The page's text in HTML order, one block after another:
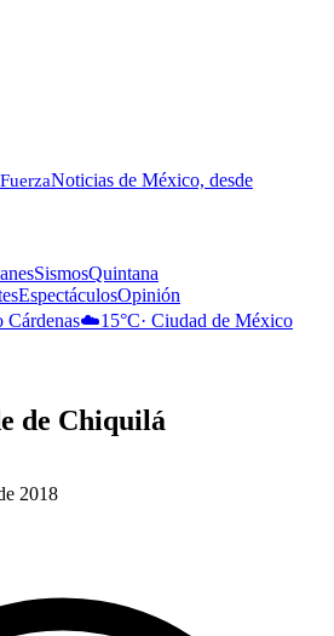
FuerzaNoticias de México, desde
SismosQuintana
EspectáculosOpinión
Cárdenas☁️15°C· Ciudad de México
de Chiquilá
2018